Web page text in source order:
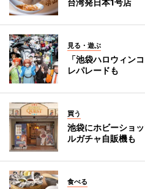
見る・遊ぶ
「池袋ハロウィン
レパレードも
買う
池袋にホビーショ
ルガチャ自販機も
食べる